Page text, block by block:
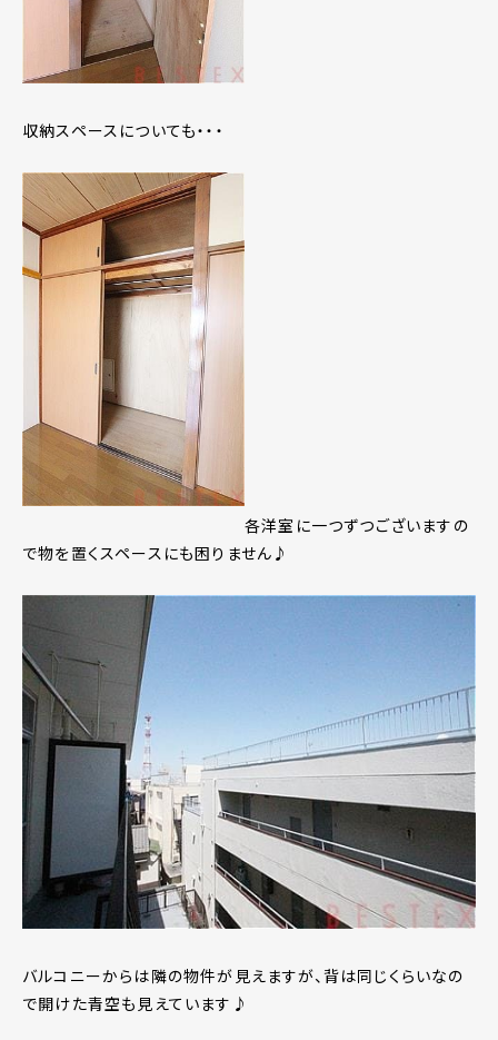
収納スペースについても・・・
各洋室に一つずつございますの
で物を置くスペースにも困りません♪
バルコニーからは隣の物件が見えますが、背は同じくらいなの
で開けた青空も見えています♪